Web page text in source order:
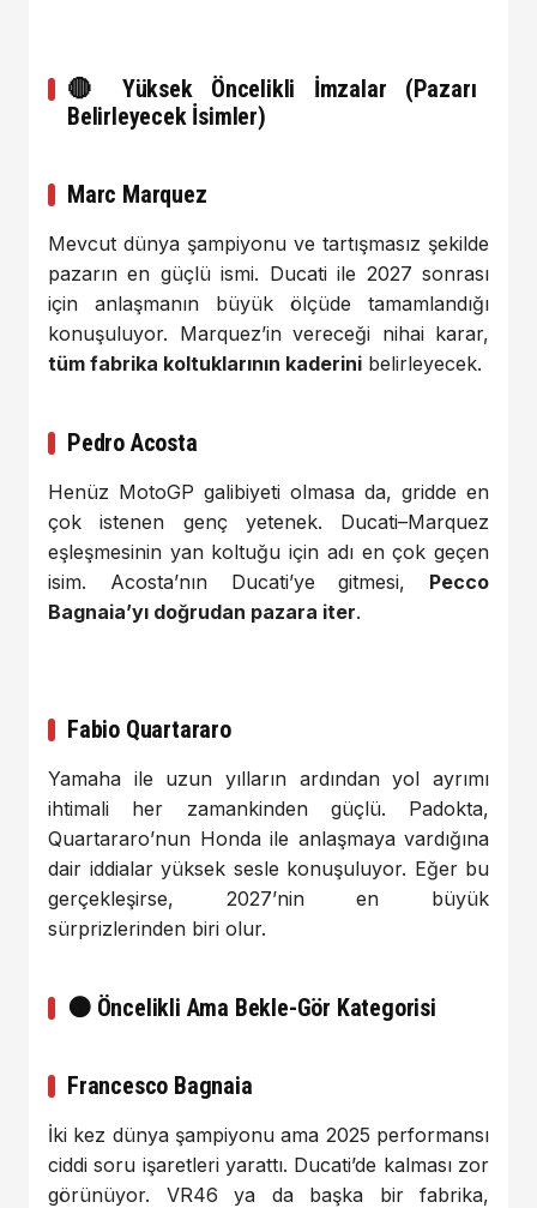
🔴 Yüksek Öncelikli İmzalar (Pazarı
Belirleyecek İsimler)
Marc Marquez
Mevcut dünya şampiyonu ve tartışmasız şekilde
pazarın en güçlü ismi. Ducati ile 2027 sonrası
için anlaşmanın büyük ölçüde tamamlandığı
konuşuluyor. Marquez’in vereceği nihai karar,
tüm fabrika koltuklarının kaderini belirleyecek.
Pedro Acosta
Henüz MotoGP galibiyeti olmasa da, gridde en
çok istenen genç yetenek. Ducati–Marquez
eşleşmesinin yan koltuğu için adı en çok geçen
isim. Acosta’nın Ducati’ye gitmesi, Pecco
Bagnaia’yı doğrudan pazara iter.
Fabio Quartararo
Yamaha ile uzun yılların ardından yol ayrımı
ihtimali her zamankinden güçlü. Padokta,
Quartararo’nun Honda ile anlaşmaya vardığına
dair iddialar yüksek sesle konuşuluyor. Eğer bu
gerçekleşirse, 2027’nin en büyük
sürprizlerinden biri olur.
🟠 Öncelikli Ama Bekle-Gör Kategorisi
Francesco Bagnaia
İki kez dünya şampiyonu ama 2025 performansı
ciddi soru işaretleri yarattı. Ducati’de kalması zor
görünüyor. VR46 ya da başka bir fabrika,